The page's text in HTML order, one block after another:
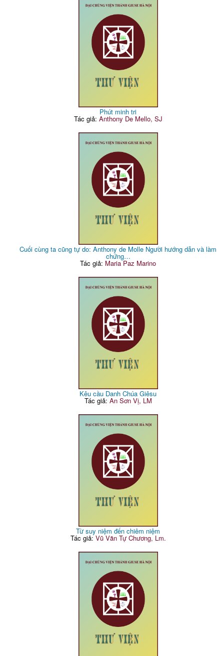
Phút minh tri
Tác giả: Anthony De Mello, SJ
Cuối cùng ta cũng tự do: Anthony de Molle Người hướng dẫn và làm
chứng…
Tác giả: Maria Paz Marino
Kêu cầu Danh Chúa Giêsu
Tác giả: An Sơn Vị, LM
Từ suy niệm đến chiêm niệm
Tác giả:Vũ Văn Tự Chương, Lm.